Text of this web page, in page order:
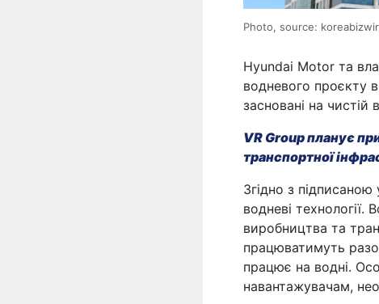
Photo, source:
Hyundai Motor та
водневого проєкту в
засновані на
VR Group планує
транспортної
Згідно з
водневі
виробництва та
працюватимуть
працює на водні.
навантажувачам,